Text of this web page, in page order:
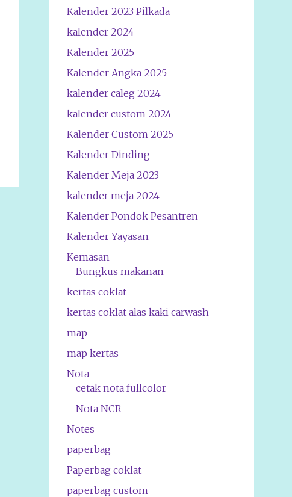
Kalender 2023 Pilkada
kalender 2024
Kalender 2025
Kalender Angka 2025
kalender caleg 2024
kalender custom 2024
Kalender Custom 2025
Kalender Dinding
Kalender Meja 2023
kalender meja 2024
Kalender Pondok Pesantren
Kalender Yayasan
Kemasan
Bungkus makanan
kertas coklat
kertas coklat alas kaki carwash
map
map kertas
Nota
cetak nota fullcolor
Nota NCR
Notes
paperbag
Paperbag coklat
paperbag custom